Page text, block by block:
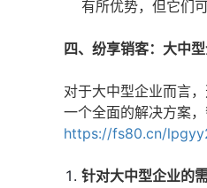
有所优势，但它们
四、纷享销客：大中
对于大中型企业而言
一个全面的解决方案
https://fs80.cn/
针对大中型企业的